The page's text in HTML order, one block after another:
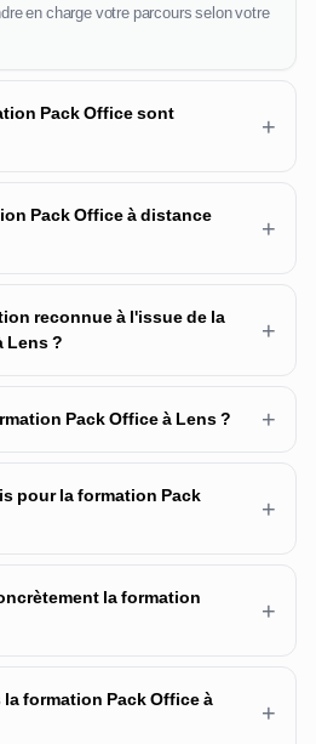
en charge votre parcours selon votre
Pack Office sont
+
Pack Office à distance
+
reconnue à l'issue de la
Lens ?
+
Pack Office à Lens ? +
pour la formation Pack
+
la formation
+
formation Pack Office à
+